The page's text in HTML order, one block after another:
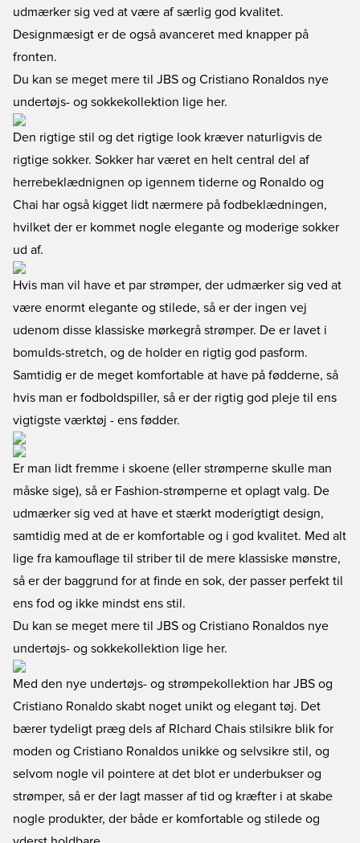
udmærker sig ved at være af særlig god kvalitet.
Designmæsigt er de også avanceret med knapper på
fronten.
Du kan se meget mere til JBS og Cristiano Ronaldos nye
undertøjs- og sokkekollektion lige her.
Den rigtige stil og det rigtige look kræver naturligvis de
rigtige sokker. Sokker har været en helt central del af
herrebeklædnignen op igennem tiderne og Ronaldo og
Chai har også kigget lidt nærmere på fodbeklædningen,
hvilket der er kommet nogle elegante og moderige sokker
ud af.
Hvis man vil have et par strømper, der udmærker sig ved at
være enormt elegante og stilede, så er der ingen vej
udenom disse klassiske mørkegrå strømper. De er lavet i
bomulds-stretch, og de holder en rigtig god pasform.
Samtidig er de meget komfortable at have på fødderne, så
hvis man er fodboldspiller, så er der rigtig god pleje til ens
vigtigste værktøj - ens fødder.
Er man lidt fremme i skoene (eller strømperne skulle man
måske sige), så er Fashion-strømperne et oplagt valg. De
udmærker sig ved at have et stærkt moderigtigt design,
samtidig med at de er komfortable og i god kvalitet. Med alt
lige fra kamouflage til striber til de mere klassiske mønstre,
så er der baggrund for at finde en sok, der passer perfekt til
ens fod og ikke mindst ens stil.
Du kan se meget mere til JBS og Cristiano Ronaldos nye
undertøjs- og sokkekollektion lige her.
Med den nye undertøjs- og strømpekollektion har JBS og
Cristiano Ronaldo skabt noget unikt og elegant tøj. Det
bærer tydeligt præg dels af RIchard Chais stilsikre blik for
moden og Cristiano Ronaldos unikke og selvsikre stil, og
selvom nogle vil pointere at det blot er underbukser og
strømper, så er der lagt masser af tid og kræfter i at skabe
nogle produkter, der både er komfortable og stilede og